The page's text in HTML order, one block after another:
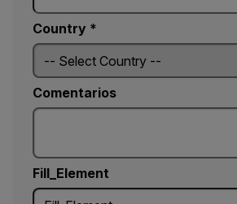
Country *
Comentarios
Fill_Element